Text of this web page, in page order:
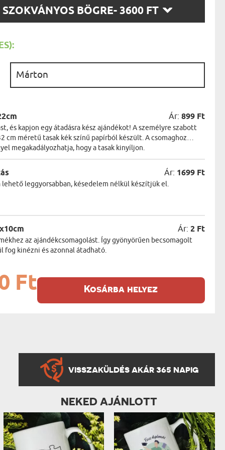
SZOKVÁNYOS BÖGRE- 3600 FT
Ár: 899 Ft
és kapjon egy átadásra kész ajándékot! A személyre szabott
cm méretű tasak kék színű papírból készült. A csomaghoz
megakadályozhatja, hogy a tasak kinyíljon.
Ár: 1699 Ft
leggyorsabban, késedelem nélkül készítjük el.
Ár: 2 Ft
az ajándékcsomagolást. Így gyönyörűen becsomagolt
fog kinézni és azonnal átadható.
Ft Kosárba helyez
VISSZAKÜLDÉS AKÁR 365 NAPIG
NEKED AJÁNLOTT